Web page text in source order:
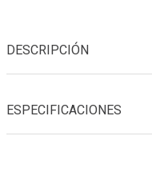
DESCRIPCIÓN
ESPECIFICACIONES